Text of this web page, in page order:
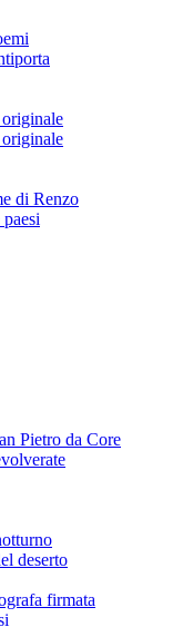
di Renzo
Pietro da Core
deserto
firmata